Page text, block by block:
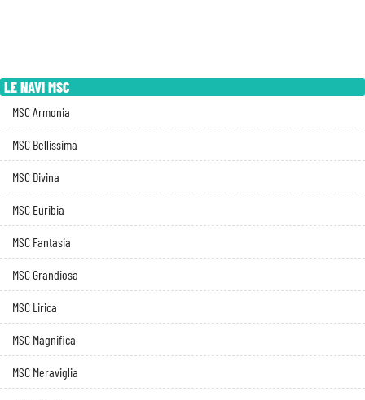
LE NAVI MSC
MSC Armonia
MSC Bellissima
MSC Divina
MSC Euribia
MSC Fantasia
MSC Grandiosa
MSC Lirica
MSC Magnifica
MSC Meraviglia